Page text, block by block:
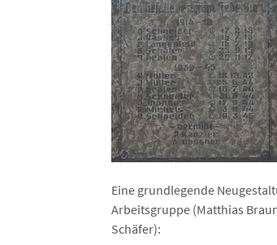
Eine grundlegende
Arbeitsgruppe (Matthias
Schäfer):